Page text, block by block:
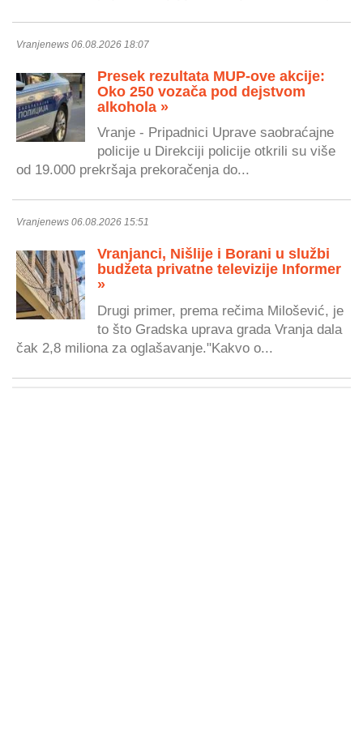
Vranjenews 06.08.2026 18:07
Presek rezultata MUP-ove akcije:
Oko 250 vozača pod dejstvom
alkohola »
Vranje - Pripadnici Uprave saobraćajne
policije u Direkciji policije otkrili su više
od 19.000 prekršaja prekoračenja do...
Vranjenews 06.08.2026 15:51
Vranjanci, Nišlije i Borani u službi
budžeta privatne televizije Informer
»
Drugi primer, prema rečima Milošević, je
to što Gradska uprava grada Vranja dala
čak 2,8 miliona za oglašavanje."Kakvo o...